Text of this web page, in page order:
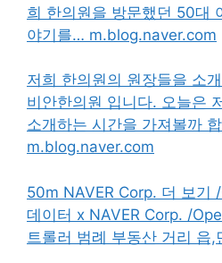
희 한의원을 방문했던 50대
야기를… m.blog.naver.com
저희 한의원의 원장들을 소
비안한의원 입니다. 오늘은
소개하는 시간을 가져볼까
m.blog.naver.com
50m NAVER Corp. 더 보기
데이터 x NAVER Corp. /
트롤러 범례 부동산 거리 읍